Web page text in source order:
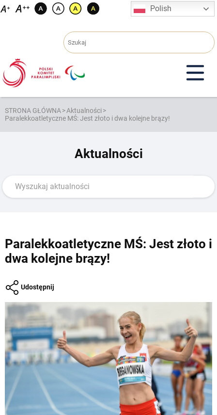
Przejdź
Polish
STRONA GŁÓWNA>Aktualności>
Paralekkoatletyczne MŚ: Jest złoto i dwa kolejne brązy!
Aktualności
Paralekkoatletyczne MŚ: Jest złoto i
dwa kolejne brązy!
Udostępnij